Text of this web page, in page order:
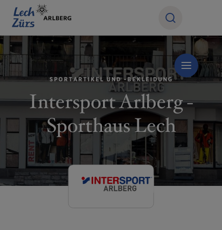
SPORTARTIKEL UND -BEKLEIDUNG
Intersport Arlberg -
Sporthaus Lech